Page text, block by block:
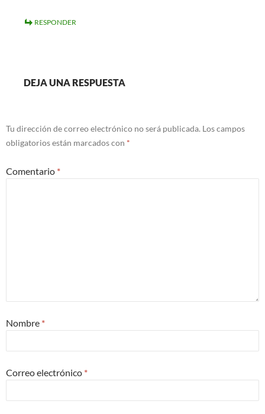
RESPONDER
DEJA UNA RESPUESTA
Tu dirección de correo electrónico no será publicada. Los campos
obligatorios están marcados con *
Comentario *
Nombre *
Correo electrónico *